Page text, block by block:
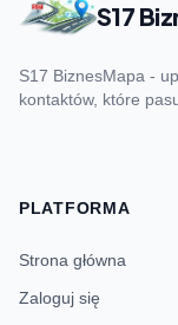
S17
S17 BiznesMapa -
kontaktów, które
PLATFORMA
Strona główna
Zaloguj się